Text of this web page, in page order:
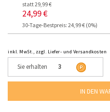
statt 29,99 €
24,99 €
30-Tage-Bestpreis: 24,99 € (0%)
inkl. MwSt., zzgl. Liefer- und Versandkosten
Sie erhalten 3